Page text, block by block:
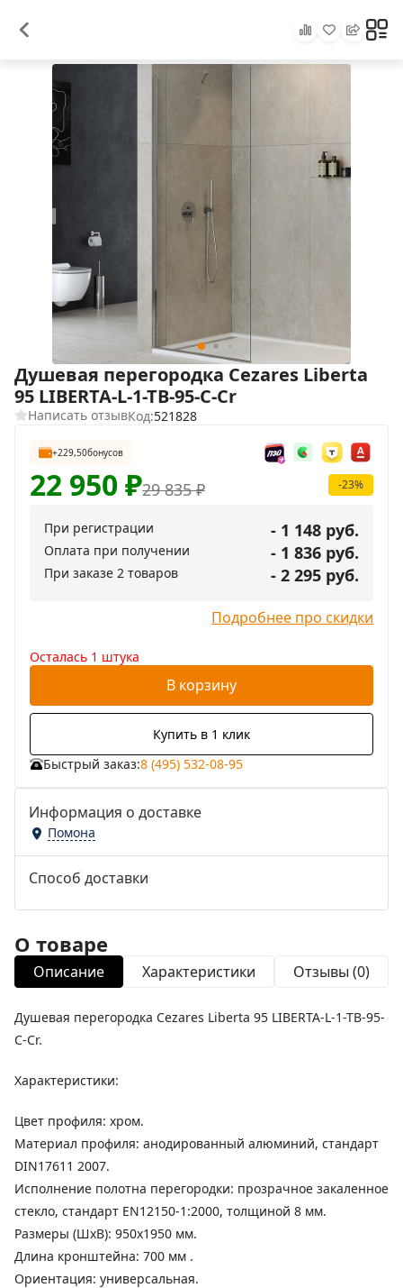
Душевая перегородка Cezares Liberta
95 LIBERTA-L-1-TB-95-C-Cr
Написать отзывКод:521828
+229,50бонусов
29 835₽
22 950₽ -23%
При регистрации - 1 148 руб.
Оплата при получении - 1 836 руб.
При заказе 2 товаров - 2 295 руб.
Подробнее про скидки
Осталась 1 штука
В корзину
Купить в 1 клик
Быстрый заказ:8 (495) 532-08-95
Информация о доставке
Помона
Способ доставки
О товаре
Описание Характеристики Отзывы (0)
Душевая перегородка Cezares Liberta 95 LIBERTA-L-1-TB-95-
C-Cr.
Характеристики:
Цвет профиля: хром.
Материал профиля: анодированный алюминий, стандарт
DIN17611 2007.
Исполнение полотна перегородки: прозрачное закаленное
стекло, стандарт EN12150-1:2000, толщиной 8 мм.
Размеры (ШхВ): 950х1950 мм.
Длина кронштейна: 700 мм .
Ориентация: универсальная.